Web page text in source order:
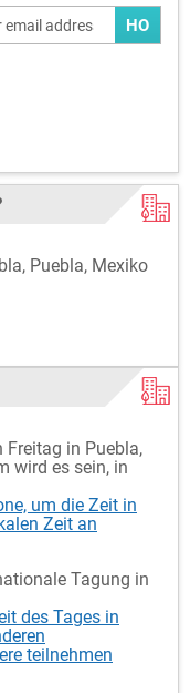
HO
Puebla, Mexiko
Freitag in Puebla,
wird es sein, in
um die Zeit in
Zeit an
Tagung in
des Tages in
teilnehmen